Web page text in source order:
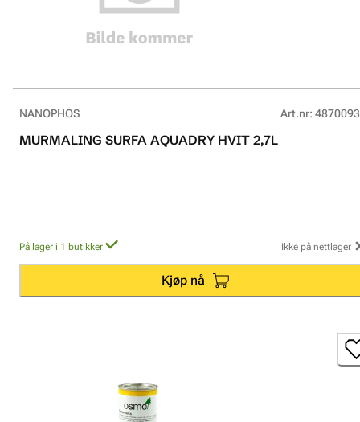
NANOPHOS Art.nr:
MURMALING SURFA AQUADRY HVIT 2,7L
På lager i 1 butikker Ikke på nettlager
Kjøp nå